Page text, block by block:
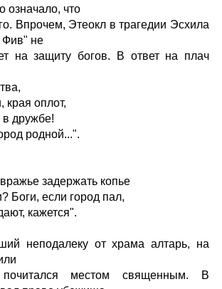
означало, что
Впрочем, Этеокл в трагедии Эсхила
Фив" не
на защиту богов. В ответ на плач
края оплот,
дружбе!
родной...".
задержать копье
Боги, если город пал,
кажется".
неподалеку от храма алтарь, на
местом священным. В